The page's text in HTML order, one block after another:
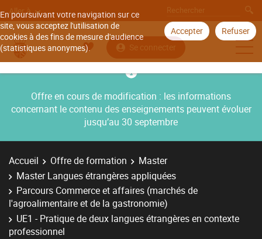
En poursuivant votre navigation sur ce
site, vous acceptez l'utilisation de
cookies à des fins de mesure d'audience
(statistiques anonymes).
Accepter Refuser
Aller à
Se connecter
Offre en cours de modification : les informations
concernant le contenu des enseignements peuvent évoluer
jusqu’au 30 septembre
Accueil Offre de formation
Master
Master Langues étrangères appliquées
Parcours Commerce et affaires (marchés de
l'agroalimentaire et de la gastronomie)
UE1 - Pratique de deux langues étrangères en contexte
professionnel